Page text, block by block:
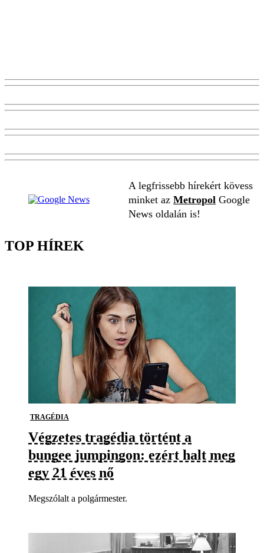
A legfrissebb hírekért kövess
minket az Metropol Google
News oldalán is!
TOP HÍREK
TRAGÉDIA
Végzetes tragédia történt a
bungee jumpingon: ezért halt meg
egy 21 éves nő
Megszólalt a polgármester.